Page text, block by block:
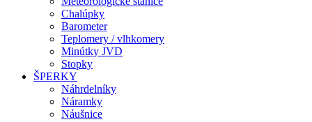
Chalúpky
Barometer
Teplomery / vlhkomery
Minútky JVD
Stopky
ŠPERKY
Náhrdelníky
Náramky
Náušnice